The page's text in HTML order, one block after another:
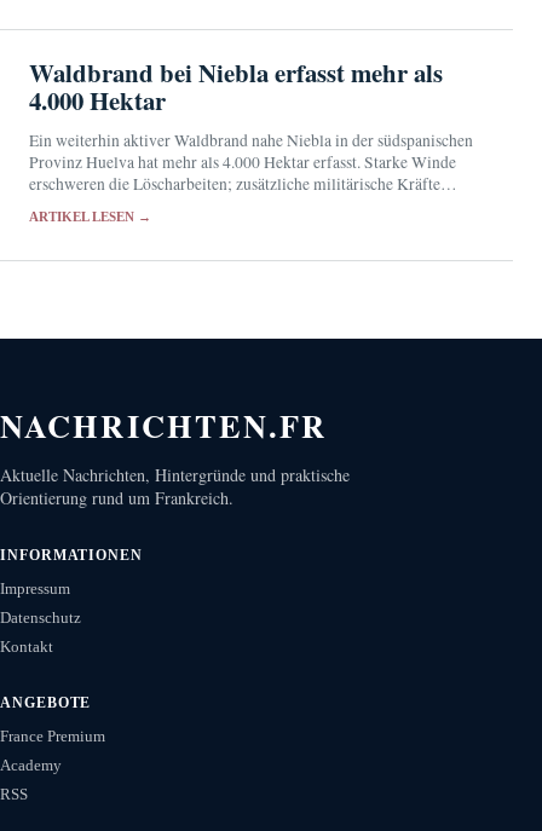
Waldbrand bei Niebla erfasst mehr als
4.000 Hektar
Ein weiterhin aktiver Waldbrand nahe Niebla in der südspanischen
Provinz Huelva hat mehr als 4.000 Hektar erfasst. Starke Winde
erschweren die Löscharbeiten; zusätzliche militärische Kräfte
ARTIKEL LESEN →
NACHRICHTEN.FR
Aktuelle Nachrichten, Hintergründe und praktische
Orientierung rund um Frankreich.
INFORMATIONEN
Impressum
Datenschutz
Kontakt
ANGEBOTE
France Premium
Academy
RSS